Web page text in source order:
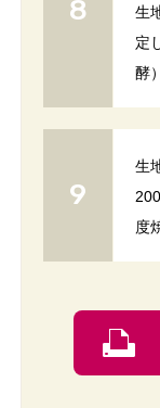
生
定
酵）
生
度